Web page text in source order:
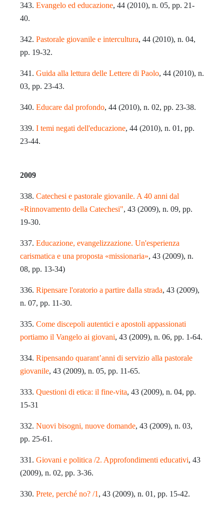
343. Evangelo ed educazione, 44 (2010), n. 05, pp. 21-
40.
342. Pastorale giovanile e intercultura, 44 (2010), n. 04,
pp. 19-32.
341. Guida alla lettura delle Lettere di Paolo, 44 (2010), n.
03, pp. 23-43.
340. Educare dal profondo, 44 (2010), n. 02, pp. 23-38.
339. I temi negati dell'educazione, 44 (2010), n. 01, pp.
23-44.
2009
338. Catechesi e pastorale giovanile. A 40 anni dal
«Rinnovamento della Catechesi", 43 (2009), n. 09, pp.
19-30.
337. Educazione, evangelizzazione. Un'esperienza
carismatica e una proposta «missionaria», 43 (2009), n.
08, pp. 13-34)
336. Ripensare l'oratorio a partire dalla strada, 43 (2009),
n. 07, pp. 11-30.
335. Come discepoli autentici e apostoli appassionati
portiamo il Vangelo ai giovani, 43 (2009), n. 06, pp. 1-64.
334. Ripensando quarant’anni di servizio alla pastorale
giovanile, 43 (2009), n. 05, pp. 11-65.
333. Questioni di etica: il fine-vita, 43 (2009), n. 04, pp.
15-31
332. Nuovi bisogni, nuove domande, 43 (2009), n. 03,
pp. 25-61.
331. Giovani e politica /2. Approfondimenti educativi, 43
(2009), n. 02, pp. 3-36.
330. Prete, perché no? /1 , 43 (2009), n. 01, pp. 15-42.